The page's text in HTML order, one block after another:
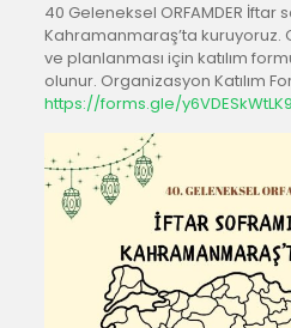
40 Geleneksel ORFAMDER İftar
Kahramanmaraş’ta kuruyoruz.
ve planlanması için katılım
olunur. Organizasyon Katılım
https://forms.gle/